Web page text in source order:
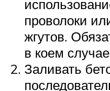
проволоки
жгутов.
в коем
Заливать